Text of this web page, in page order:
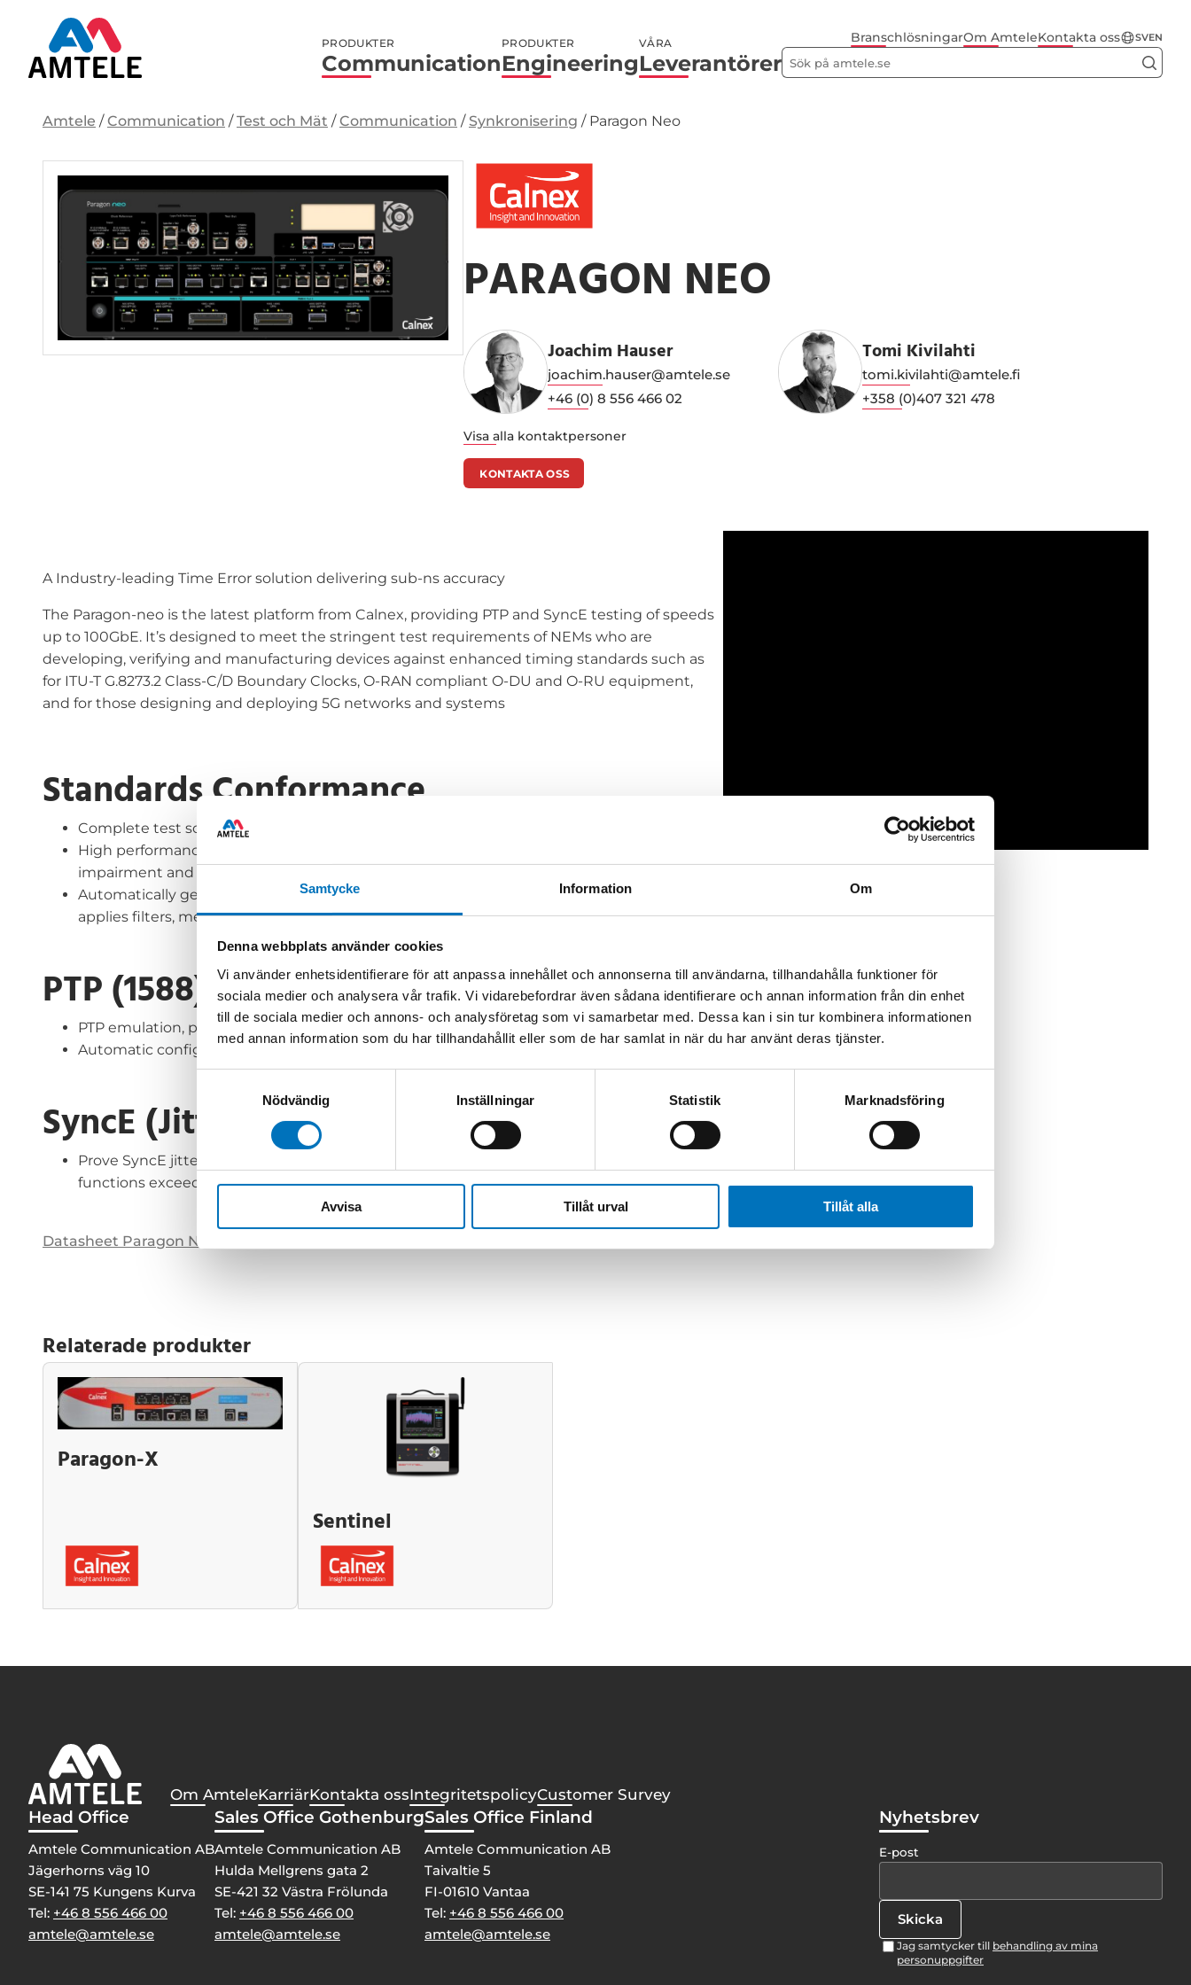
Samtycke Information Om
Denna webbplats använder cookies
Vi använder enhetsidentifierare för att anpassa innehållet och annonserna till användarna, tillhandahålla funktioner för
sociala medier och analysera vår trafik. Vi vidarebefordrar även sådana identifierare och annan information från din enhet
till de sociala medier och annons- och analysföretag som vi samarbetar med. Dessa kan i sin tur kombinera informationen
med annan information som du har tillhandahållit eller som de har samlat in när du har använt deras tjänster.
Nödvändig
Inställningar Statistik Marknadsföring
Avvisa Tillåt urval Tillåt alla
PRODUKTER
Communication
PRODUKTER
Engineering
VÅRA
Leverantörer
BranschlösningarOm AmteleKontakta oss SVEN
Amtele /Communication /Test och Mät /Communication / Synkronisering / Paragon Neo
PARAGON NEO
Joachim Hauser
joachim.hauser@amtele.se
+46 (0) 8 556 466 02
Tomi Kivilahti
tomi.kivilahti@amtele.fi
+358 (0)407 321 478
Visa alla kontaktpersoner
KONTAKTA OSS
A Industry-leading Time Error solution delivering sub-ns accuracy
The Paragon-neo is the latest platform from Calnex, providing PTP and SyncE testing of speeds
up to 100GbE. It’s designed to meet the stringent test requirements of NEMs who are
developing, verifying and manufacturing devices against enhanced timing standards such as
for ITU-T G.8273.2 Class-C/D Boundary Clocks, O-RAN compliant O-DU and O-RU equipment,
and for those designing and deploying 5G networks and systems
Standards Conformance
Complete test solution for ITU-T Class-C and Class-D devices, O-RAN O-DU’s and O-RU’s.
High performance hardware combined with test-driven software to control stimulus,
impairment and measurement for robust testing.
Automatically generates PTP and ESMC messages, Time Error and SyncE impairments, and
applies filters, metrics and masks.
PTP (1588)
PTP emulation, plus Time of Day, 1pps and Frequency.
Automatic configuration of PTP (1588) fields, plus validation using PTP Field Verifier (PFV).
SyncE (Jitter & Wander)
Prove SyncE jitter and wander to G.8262/G.8262.1 with generation and measurement
functions exceeding ITU-T O.174 specifications.
Datasheet Paragon Neo
Relaterade produkter
Paragon-X
Sentinel
Om AmteleKarriärKontakta ossIntegritetspolicyCustomer Survey
Head Office
Amtele Communication AB
Jägerhorns väg 10
SE-141 75 Kungens Kurva
Tel: +46 8 556 466 00
amtele@amtele.se
Sales Office Gothenburg
Amtele Communication AB
Hulda Mellgrens gata 2
SE-421 32 Västra Frölunda
Tel: +46 8 556 466 00
amtele@amtele.se
Sales Office Finland
Amtele Communication AB
Taivaltie 5
FI-01610 Vantaa
Tel: +46 8 556 466 00
amtele@amtele.se
Nyhetsbrev
E-post
Jag samtycker till behandling av mina
personuppgifter